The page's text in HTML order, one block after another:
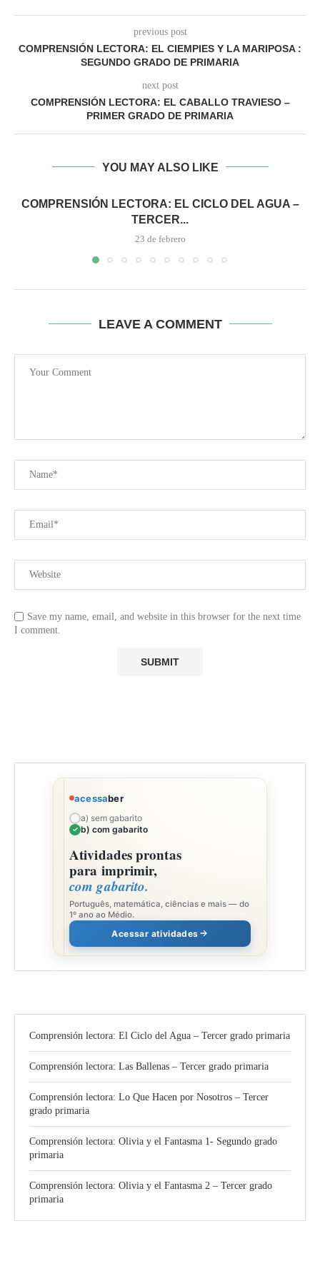
previous post
COMPRENSIÓN LECTORA: EL CIEMPIES Y LA MARIPOSA :
SEGUNDO GRADO DE PRIMARIA
next post
COMPRENSIÓN LECTORA: EL CABALLO TRAVIESO –
PRIMER GRADO DE PRIMARIA
YOU MAY ALSO LIKE
COMPRENSIÓN LECTORA: EL CICLO DEL AGUA –
TERCER...
23 de febrero
LEAVE A COMMENT
Save my name, email, and website in this browser for the next time
I comment.
acessaber
a) sem gabarito
b) com gabarito
Atividades prontas
para imprimir,
com gabarito.
Português, matemática, ciências e mais — do
1º ano ao Médio.
Acessar atividades
Comprensión lectora: El Ciclo del Agua – Tercer grado primaria
Comprensión lectora: Las Ballenas – Tercer grado primaria
Comprensión lectora: Lo Que Hacen por Nosotros – Tercer
grado primaria
Comprensión lectora: Olivia y el Fantasma 1- Segundo grado
primaria
Comprensión lectora: Olivia y el Fantasma 2 – Tercer grado
primaria